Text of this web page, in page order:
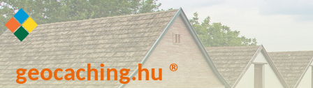
geocaching.hu ®